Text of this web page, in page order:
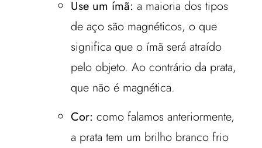
Use um ímã: a maioria dos tipos
de aço são magnéticos, o que
significa que o ímã será atraído
pelo objeto. Ao contrário da prata,
que não é magnética.
Cor:como falamos anteriormente,
a prata tem um brilho branco frio